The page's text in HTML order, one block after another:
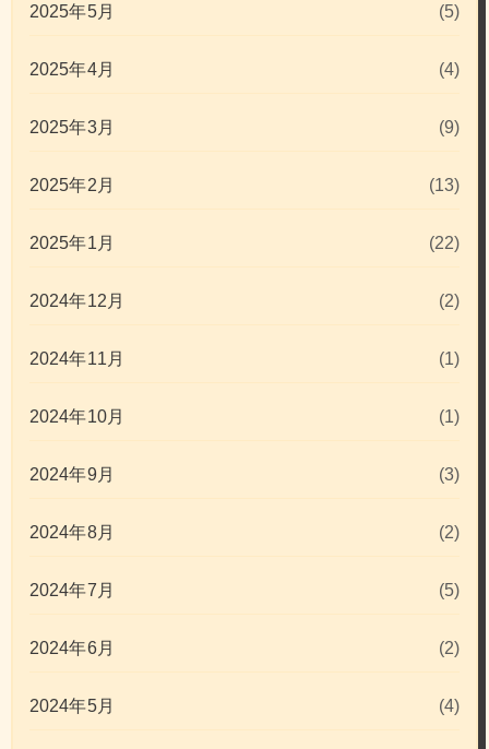
2025年5月 (5)
2025年4月 (4)
2025年3月 (9)
2025年2月 (13)
2025年1月 (22)
2024年12月 (2)
2024年11月 (1)
2024年10月 (1)
2024年9月 (3)
2024年8月 (2)
2024年7月 (5)
2024年6月 (2)
2024年5月 (4)